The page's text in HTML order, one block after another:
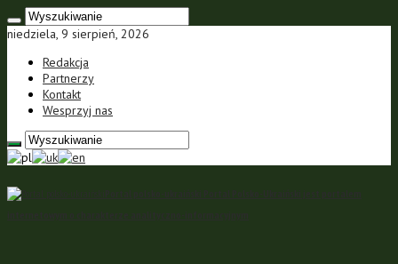
niedziela, 9 sierpień, 2026
Redakcja
Partnerzy
Kontakt
Wesprzyj nas